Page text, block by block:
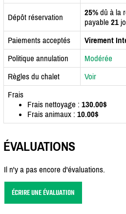
Dépôt réservation 25% dû à la
payable 21
Paiements acceptés
Virement
Politique annulation
Modérée
Règles du chalet
Voir
Frais
Frais nettoyage : 130.00$
Frais animaux : 10.00$
ÉVALUATIONS
Il n'y a pas encore d'évaluations.
ÉCRIRE UNE ÉVALUATION